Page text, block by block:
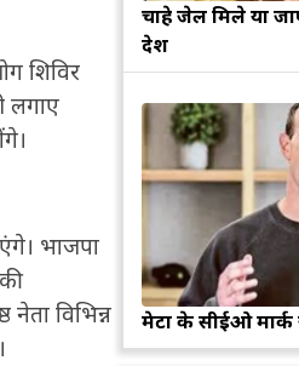
शिविर
लगाए
भाजपा
विभिन्न
चाहे जेल मिले या
देश
मेटा के सीईओ मार्क